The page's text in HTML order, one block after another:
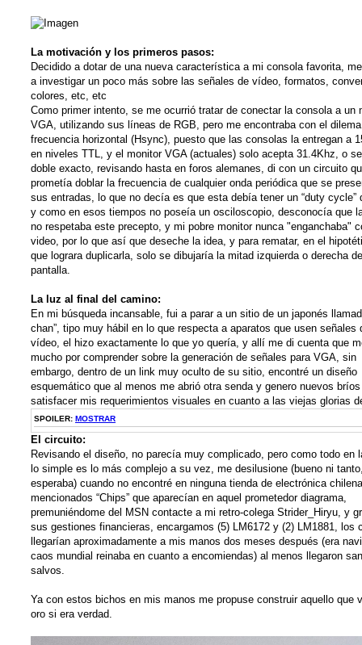
La motivación y los primeros pasos:
Decidido a dotar de una nueva característica a mi consola favorita,
a investigar un poco más sobre las señales de vídeo, formatos,
colores, etc, etc
Como primer intento, se me ocurrió tratar de conectar la consola a un
VGA, utilizando sus líneas de RGB, pero me encontraba con el
frecuencia horizontal (Hsync), puesto que las consolas la entregan a
en niveles TTL, y el monitor VGA (actuales) solo acepta 31.4Khz, o
doble exacto, revisando hasta en foros alemanes, di con un circuito
prometía doblar la frecuencia de cualquier onda periódica que se
sus entradas, lo que no decía es que esta debía tener un “duty cycle”
y como en esos tiempos no poseía un osciloscopio, desconocía que
no respetaba este precepto, y mi pobre monitor nunca "enganchaba"
video, por lo que así que deseche la idea, y para rematar, en el
que lograra duplicarla, solo se dibujaría la mitad izquierda o derecha
pantalla.
La luz al final del camino:
En mi búsqueda incansable, fui a parar a un sitio de un japonés
chan”, tipo muy hábil en lo que respecta a aparatos que usen señales
vídeo, el hizo exactamente lo que yo quería, y allí me di cuenta que
mucho por comprender sobre la generación de señales para VGA, sin
embargo, dentro de un link muy oculto de su sitio, encontré un diseño
esquemático que al menos me abrió otra senda y genero nuevos
satisfacer mis requerimientos visuales en cuanto a las viejas glorias
SPOILER: MOSTRAR
El circuito:
Revisando el diseño, no parecía muy complicado, pero como todo en
lo simple es lo más complejo a su vez, me desilusione (bueno ni
esperaba) cuando no encontré en ninguna tienda de electrónica
mencionados “Chips” que aparecían en aquel prometedor diagrama,
premuniéndome del MSN contacte a mi retro-colega Strider_Hiryu, y
sus gestiones financieras, encargamos (5) LM6172 y (2) LM1881, los
llegarían aproximadamente a mis manos dos meses después (era
caos mundial reinaba en cuanto a encomiendas) al menos llegaron
salvos.
Ya con estos bichos en mis manos me propuse construir aquello que
oro si era verdad.